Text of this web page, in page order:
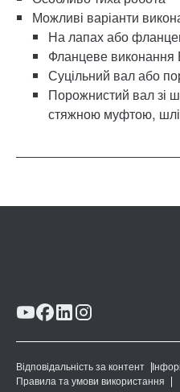
Можливі варіанти
На лапах або
Фланцеве
Суцільний вал або
Порожнистий вал зі
стяжною муфтою,